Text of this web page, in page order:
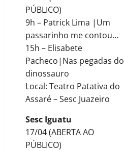
PÚBLICO)
9h – Patrick Lima |Um
passarinho me contou…
15h – Elisabete
Pacheco|Nas pegadas do
dinossauro
Local: Teatro Patativa do
Assaré – Sesc Juazeiro
Sesc Iguatu
17/04 (ABERTA AO
PÚBLICO)